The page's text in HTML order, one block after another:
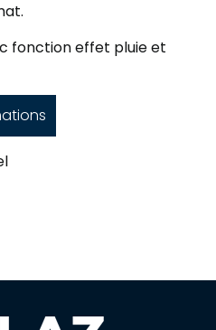
fonction effet pluie et